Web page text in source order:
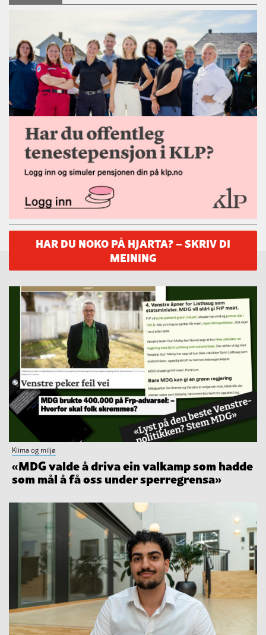
Klima og miljø
«MDG valde å driva ein valkamp som hadde
som mål å få oss under sperregrensa»
HAR DU NOKO PÅ HJARTA? – SKRIV DI
MEINING